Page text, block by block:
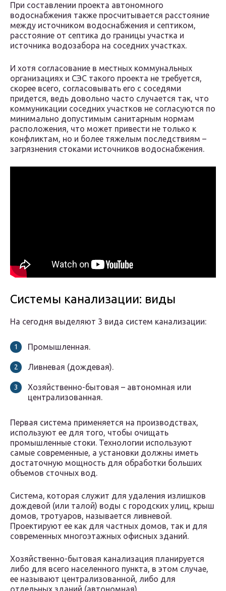
При составлении проекта автономного
водоснабжения также просчитывается расстояние
между источником водоснабжения и септиком,
расстояние от септика до границы участка и
источника водозабора на соседних участках.
И хотя согласование в местных коммунальных
организациях и СЭС такого проекта не требуется,
скорее всего, согласовывать его с соседями
придется, ведь довольно часто случается так, что
коммуникации соседних участков не согласуются по
минимально допустимым санитарным нормам
расположения, что может привести не только к
конфликтам, но и более тяжелым последствиям –
загрязнения стоками источников водоснабжения.
Системы канализации: виды
На сегодня выделяют 3 вида систем канализации:
Промышленная.
Ливневая (дождевая).
Хозяйственно-бытовая – автономная или
централизованная.
Первая система применяется на производствах,
используют ее для того, чтобы очищать
промышленные стоки. Технологии используют
самые современные, а установки должны иметь
достаточную мощность для обработки больших
объемов сточных вод.
Система, которая служит для удаления излишков
дождевой (или талой) воды с городских улиц, крыш
домов, тротуаров, называется ливневой.
Проектируют ее как для частных домов, так и для
современных многоэтажных офисных зданий.
Хозяйственно-бытовая канализация планируется
либо для всего населенного пункта, в этом случае,
ее называют централизованной, либо для
отдельных зданий (автономная).